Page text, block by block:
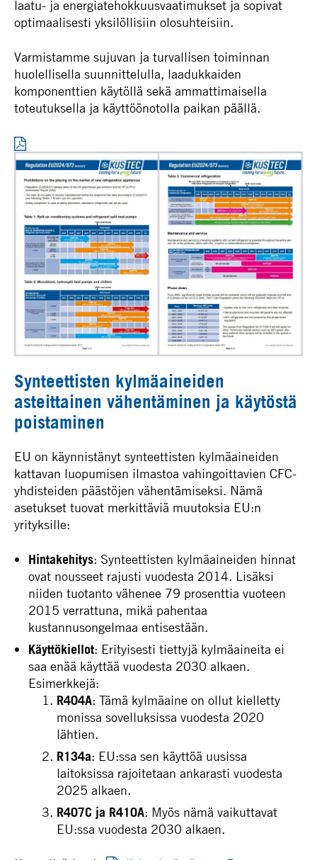
laatu- ja energiatehokkuusvaatimukset ja sopivat
optimaalisesti yksilöllisiin olosuhteisiin.
Varmistamme sujuvan ja turvallisen toiminnan
huolellisella suunnittelulla, laadukkaiden
komponenttien käytöllä sekä ammattimaisella
toteutuksella ja käyttöönotolla paikan päällä.
Synteettisten kylmäaineiden
asteittainen vähentäminen ja käytöstä
poistaminen
EU on käynnistänyt synteettisten kylmäaineiden
kattavan luopumisen ilmastoa vahingoittavien CFC-
yhdisteiden päästöjen vähentämiseksi. Nämä
asetukset tuovat merkittäviä muutoksia EU:n
yrityksille:
Hintakehitys: Synteettisten kylmäaineiden hinnat
ovat nousseet rajusti vuodesta 2014. Lisäksi
niiden tuotanto vähenee 79 prosenttia vuoteen
2015 verrattuna, mikä pahentaa
kustannusongelmaa entisestään.
Käyttökiellot: Erityisesti tiettyjä kylmäaineita ei
saa enää käyttää vuodesta 2030 alkaen.
Esimerkkejä:
R404A: Tämä kylmäaine on ollut kielletty
monissa sovelluksissa vuodesta 2020
lähtien.
R134a: EU:ssa sen käyttöä uusissa
laitoksissa rajoitetaan ankarasti vuodesta
2025 alkaen.
R407C ja R410A: Myös nämä vaikuttavat
EU:ssa vuodesta 2030 alkaen.